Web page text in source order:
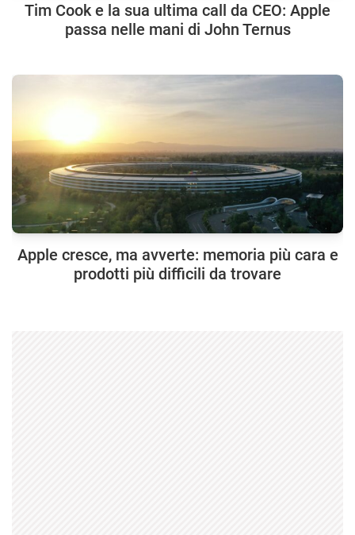
Tim Cook e la sua ultima call da CEO: Apple
passa nelle mani di John Ternus
Apple cresce, ma avverte: memoria più cara e
prodotti più difficili da trovare